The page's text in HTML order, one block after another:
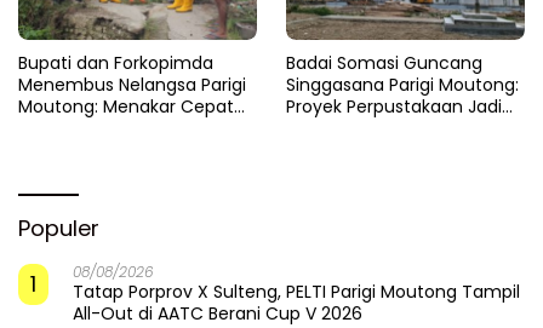
​Bupati dan Forkopimda
Menembus Nelangsa Parigi
Moutong: Menakar Cepat
Badai Somasi Guncang
Singgasana Parigi Moutong:
Proyek Perpustakaan Jadi
Populer
1
08/08/2026
Tatap Porprov X Sulteng, PELTI Parigi Moutong Tampil
All-Out di AATC Berani Cup V 2026